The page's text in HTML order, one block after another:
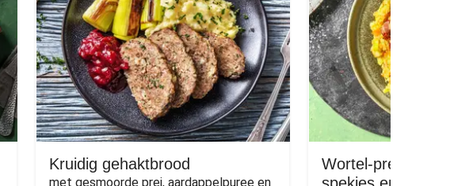
Kruidig gehaktbrood
met gesmoorde prei, aardappelpuree en
Wortel-preistamppot